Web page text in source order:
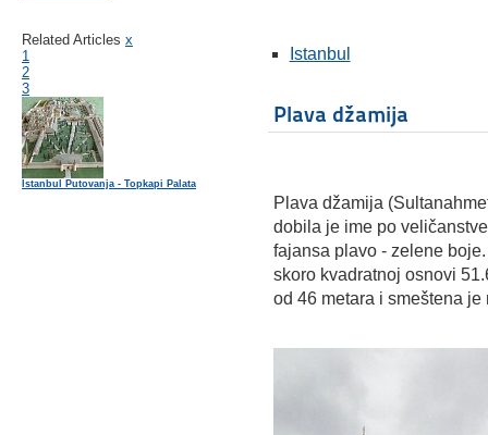
Related Articles x
1
2
3
Istanbul Putovanja - Topkapi Palata
Istanbul
Plava džamija
Plava džamija
dobila je ime po
fajansa plavo - zelene
skoro kvadratnoj osnovi
od 46 metara i smeštena